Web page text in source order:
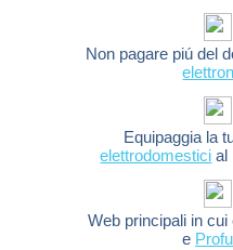
Non pagare piú del
Equipaggia la
elettrodomestici al
Web principali in
e